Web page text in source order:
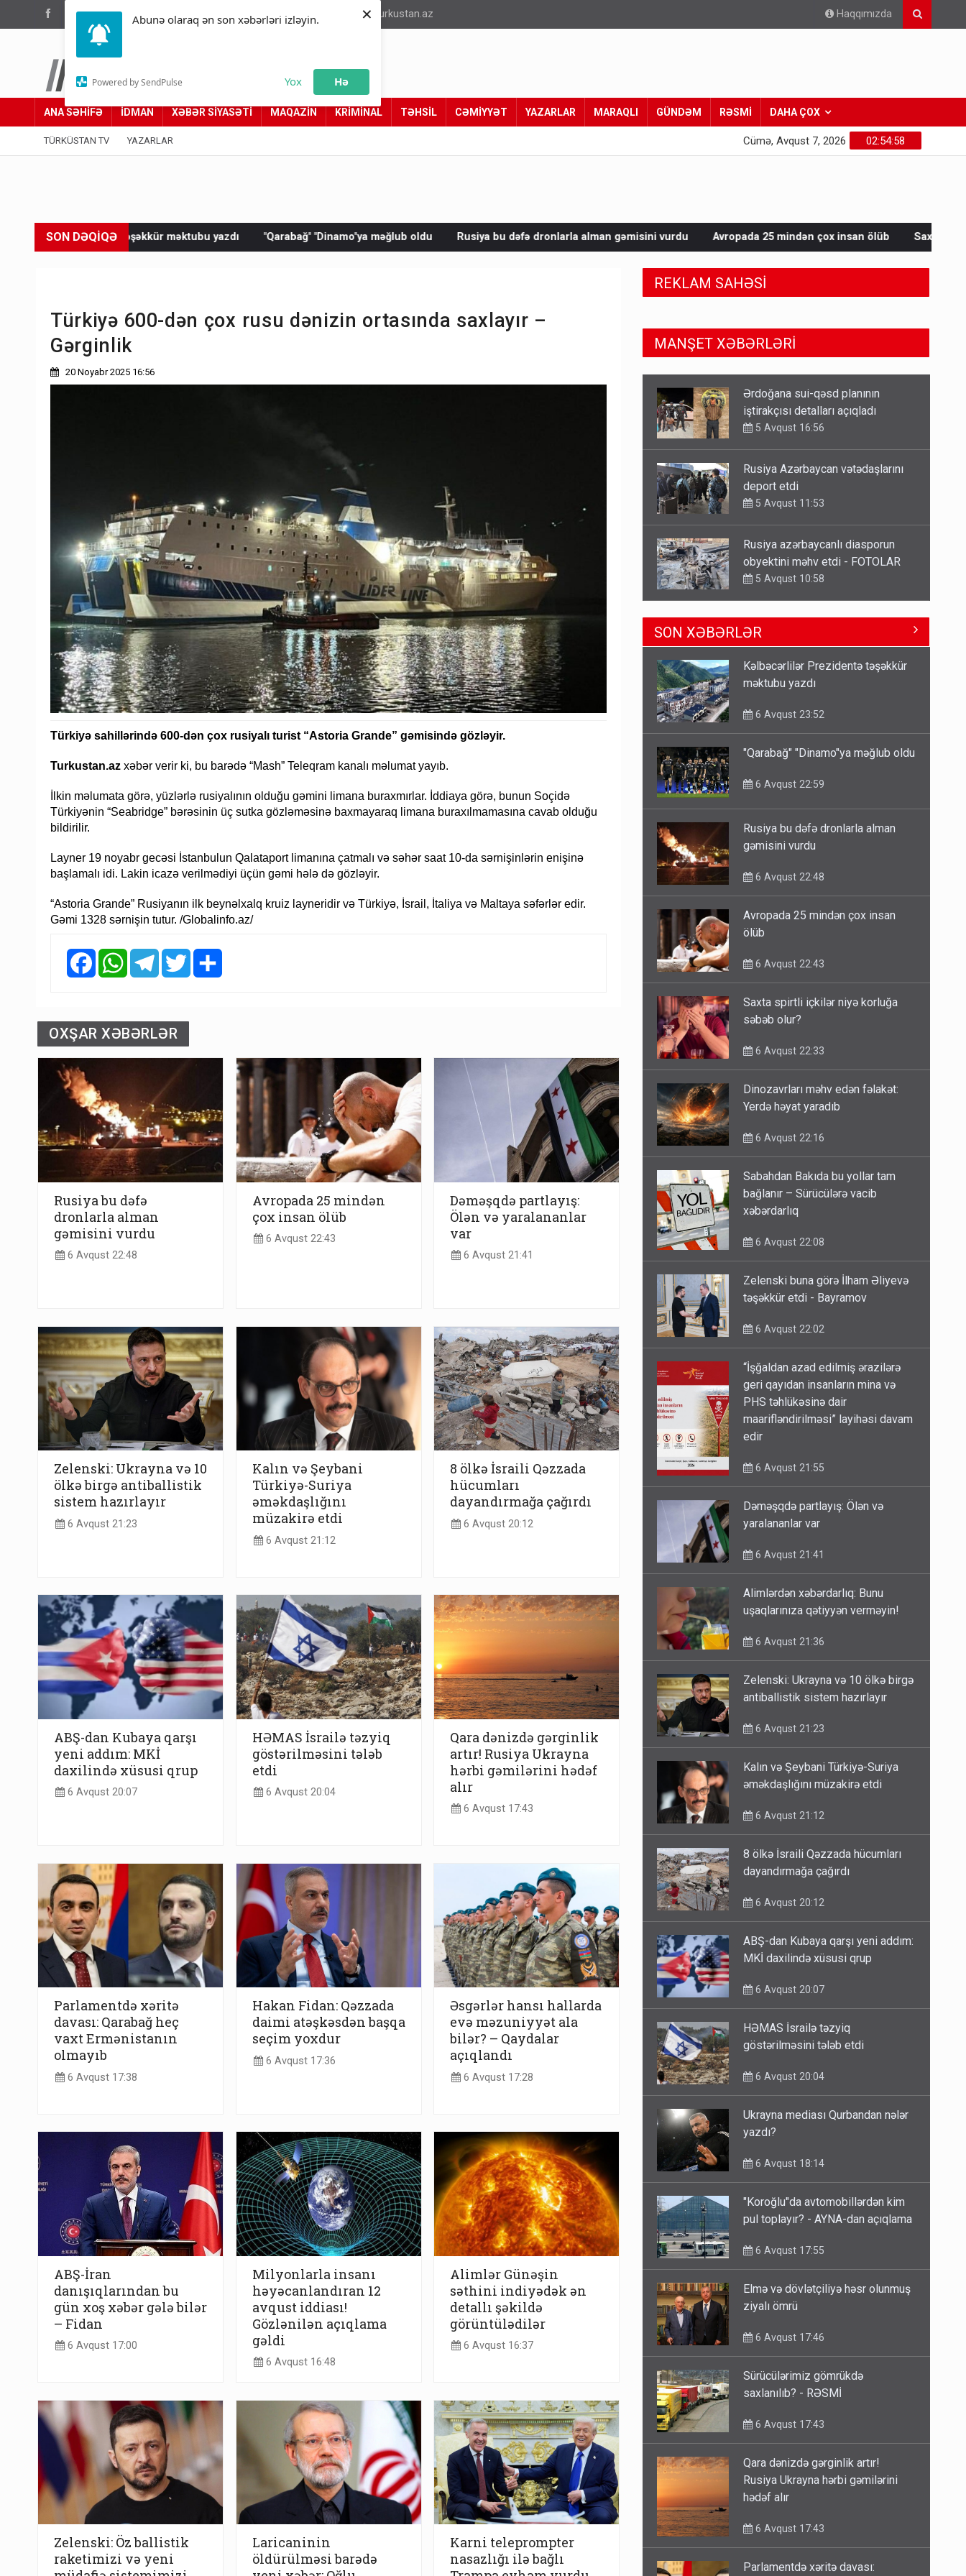
Abunə olaraq ən son xəbərləri izləyin.
Powered by SendPulse Yox Hə
×
(012) 449 94 05 info@turkustan.az Haqqımızda
Türküstan.az
Adımız yolumuzdur
ANA SƏHİFƏ İDMAN XƏBƏR SİYASƏTİ MAQAZİN KRİMİNAL TƏHSİL CƏMİYYƏT YAZARLAR MARAQLI GÜNDƏM RƏSMİ DAHA ÇOX
TÜRKÜSTAN TV YAZARLAR 02:55:00
Cümə, Avqust 7, 2026
SON DƏQİQƏ
təşəkkür məktubu yazdı "Qarabağ" "Dinamo"ya məğlub oldu Rusiya bu dəfə dronlarla alman gəmisini vurdu Avropada 25 mindən çox insan ölüb Saxta spirtli içkilər niyə korluğa
Türkiyə 600-dən çox rusu dənizin ortasında saxlayır –
Gərginlik
20 Noyabr 2025 16:56
Türkiyə sahillərində 600-dən çox rusiyalı turist “Astoria Grande” gəmisində gözləyir.
Turkustan.az xəbər verir ki, bu barədə “Mash” Teleqram kanalı məlumat yayıb.
İlkin məlumata görə, yüzlərlə rusiyalının olduğu gəmini limana buraxmırlar. İddiaya görə, bunun Soçidə
Türkiyənin “Seabridge” bərəsinin üç sutka gözləməsinə baxmayaraq limana buraxılmamasına cavab olduğu
bildirilir.
Layner 19 noyabr gecəsi İstanbulun Qalataport limanına çatmalı və səhər saat 10-da sərnişinlərin enişinə
başlamalı idi. Lakin icazə verilmədiyi üçün gəmi hələ də gözləyir.
“Astoria Grande” Rusiyanın ilk beynəlxalq kruiz layneridir və Türkiyə, İsrail, İtaliya və Maltaya səfərlər edir.
Gəmi 1328 sərnişin tutur. /Globalinfo.az/
FacebookWhatsAppTelegramTwitter
OXŞAR XƏBƏRLƏR
Rusiya bu dəfə
dronlarla alman
gəmisini vurdu
6 Avqust 22:48
Avropada 25 mindən
çox insan ölüb
6 Avqust 22:43
Dəməşqdə partlayış:
Ölən və yaralananlar
var
6 Avqust 21:41
Zelenski: Ukrayna və 10
ölkə birgə antiballistik
sistem hazırlayır
6 Avqust 21:23
Kalın və Şeybani
Türkiyə-Suriya
əməkdaşlığını
müzakirə etdi
6 Avqust 21:12
8 ölkə İsraili Qəzzada
hücumları
dayandırmağa çağırdı
6 Avqust 20:12
ABŞ-dan Kubaya qarşı
yeni addım: MKİ
daxilində xüsusi qrup
6 Avqust 20:07
HƏMAS İsrailə təzyiq
göstərilməsini tələb
etdi
6 Avqust 20:04
Qara dənizdə gərginlik
artır! Rusiya Ukrayna
hərbi gəmilərini hədəf
alır
6 Avqust 17:43
Parlamentdə xəritə
davası: Qarabağ heç
vaxt Ermənistanın
olmayıb
6 Avqust 17:38
Hakan Fidan: Qəzzada
daimi atəşkəsdən başqa
seçim yoxdur
6 Avqust 17:36
Əsgərlər hansı hallarda
evə məzuniyyət ala
bilər? – Qaydalar
açıqlandı
6 Avqust 17:28
ABŞ-İran
danışıqlarından bu
gün xoş xəbər gələ bilər
– Fidan
6 Avqust 17:00
Milyonlarla insanı
həyəcanlandıran 12
avqust iddiası!
Gözlənilən açıqlama
gəldi
6 Avqust 16:48
Alimlər Günəşin
səthini indiyədək ən
detallı şəkildə
görüntülədilər
6 Avqust 16:37
Zelenski: Öz ballistik
raketimizi və yeni
Laricaninin
öldürülməsi barədə
Karni teleprompter
nasazlığı ilə bağlı
REKLAM SAHƏSİ
MANŞET XƏBƏRLƏRİ
Rusiya Azərbaycan vətədaşlarını
deport etdi
5 Avqust 11:53
Rusiya azərbaycanlı diasporun
obyektini məhv etdi - FOTOLAR
5 Avqust 10:58
Bu tarixdən HAVALAR DƏYİŞİR -
İSTİLƏR BİTİR
4 Avqust 22:04
ŞOK! David Seliverstov ölkədən
qaçdı
gedə biləcəksiniz - SİYAHI
iştirakçısı detalları açıqladı
SON XƏBƏRLƏR
Kəlbəcərlilər Prezidentə təşəkkür
məktubu yazdı
6 Avqust 23:52
"Qarabağ" "Dinamo"ya məğlub oldu
6 Avqust 22:59
Rusiya bu dəfə dronlarla alman
gəmisini vurdu
6 Avqust 22:48
Avropada 25 mindən çox insan
ölüb
6 Avqust 22:43
Saxta spirtli içkilər niyə korluğa
səbəb olur?
6 Avqust 22:33
Dinozavrları məhv edən fəlakət:
Yerdə həyat yaradıb
6 Avqust 22:16
Sabahdan Bakıda bu yollar tam
bağlanır – Sürücülərə vacib
xəbərdarlıq
6 Avqust 22:08
Zelenski buna görə İlham Əliyevə
təşəkkür etdi - Bayramov
6 Avqust 22:02
“İşğaldan azad edilmiş ərazilərə
geri qayıdan insanların mina və
PHS təhlükəsinə dair
maarifləndirilməsi” layihəsi davam
edir
6 Avqust 21:55
Dəməşqdə partlayış: Ölən və
yaralananlar var
6 Avqust 21:41
Alimlərdən xəbərdarlıq: Bunu
uşaqlarınıza qətiyyən verməyin!
6 Avqust 21:36
Zelenski: Ukrayna və 10 ölkə birgə
antiballistik sistem hazırlayır
6 Avqust 21:23
Kalın və Şeybani Türkiyə-Suriya
əməkdaşlığını müzakirə etdi
6 Avqust 21:12
8 ölkə İsraili Qəzzada hücumları
dayandırmağa çağırdı
6 Avqust 20:12
ABŞ-dan Kubaya qarşı yeni addım:
MKİ daxilində xüsusi qrup
6 Avqust 20:07
HƏMAS İsrailə təzyiq
göstərilməsini tələb etdi
6 Avqust 20:04
Ukrayna mediası Qurbandan nələr
yazdı?
6 Avqust 18:14
"Koroğlu"da avtomobillərdən kim
pul toplayır? - AYNA-dan açıqlama
6 Avqust 17:55
Elmə və dövlətçiliyə həsr olunmuş
ziyalı ömrü
6 Avqust 17:46
Sürücülərimiz gömrükdə
saxlanılıb? - RƏSMİ
6 Avqust 17:43
Qara dənizdə gərginlik artır!
Rusiya Ukrayna hərbi gəmilərini
hədəf alır
6 Avqust 17:43
Parlamentdə xəritə davası: